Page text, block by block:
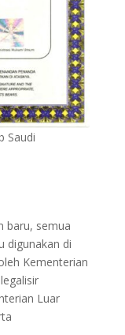
Saudi
baru, semua
digunakan di
Kementerian
Luar